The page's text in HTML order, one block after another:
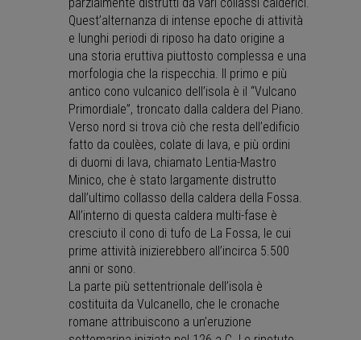
parzialmente distrutti da vari collassi calderici.
Quest’alternanza di intense epoche di attività
e lunghi periodi di riposo ha dato origine a
una storia eruttiva piuttosto complessa e una
morfologia che la rispecchia. Il primo e più
antico cono vulcanico dell’isola è il “Vulcano
Primordiale”, troncato dalla caldera del Piano.
Verso nord si trova ciò che resta dell’edificio
fatto da coulèes, colate di lava, e più ordini
di duomi di lava, chiamato Lentia-Mastro
Minico, che è stato largamente distrutto
dall’ultimo collasso della caldera della Fossa.
All’interno di questa caldera multi-fase è
cresciuto il cono di tufo de La Fossa, le cui
prime attività inizierebbero all’incirca 5.500
anni or sono.
La parte più settentrionale dell’isola è
costituita da Vulcanello, che le cronache
romane attribuiscono a un’eruzione